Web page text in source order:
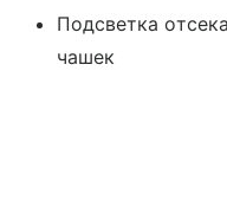
Подсветка
чашек